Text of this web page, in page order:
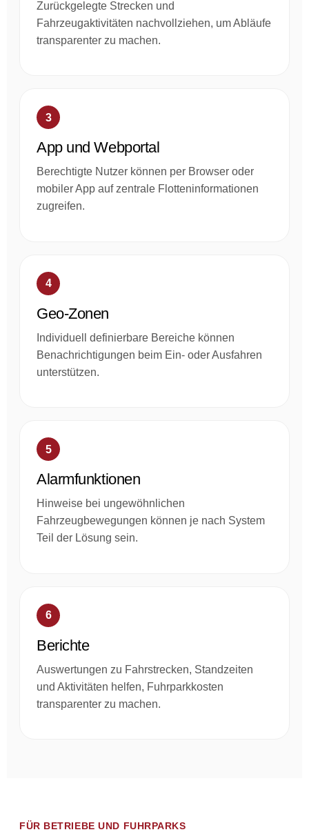
Zurückgelegte Strecken und
Fahrzeugaktivitäten nachvollziehen, um Abläufe
transparenter zu machen.
3
App und Webportal
Berechtigte Nutzer können per Browser oder
mobiler App auf zentrale Flotteninformationen
zugreifen.
4
Geo-Zonen
Individuell definierbare Bereiche können
Benachrichtigungen beim Ein- oder Ausfahren
unterstützen.
5
Alarmfunktionen
Hinweise bei ungewöhnlichen
Fahrzeugbewegungen können je nach System
Teil der Lösung sein.
6
Berichte
Auswertungen zu Fahrstrecken, Standzeiten
und Aktivitäten helfen, Fuhrparkkosten
transparenter zu machen.
FÜR BETRIEBE UND FUHRPARKS